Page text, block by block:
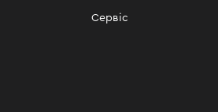
Сервіс